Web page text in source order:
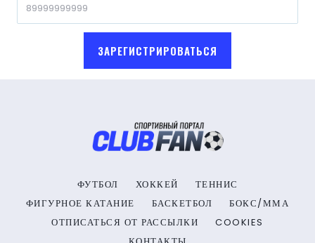
ЗАРЕГИСТРИРОВАТЬСЯ
ФУТБОЛ ХОККЕЙ
ТЕННИС
ФИГУРНОЕ КАТАНИЕ
БАСКЕТБОЛ
БОКС/ММА
ОТПИСАТЬСЯ ОТ РАССЫЛКИ
COOKIES